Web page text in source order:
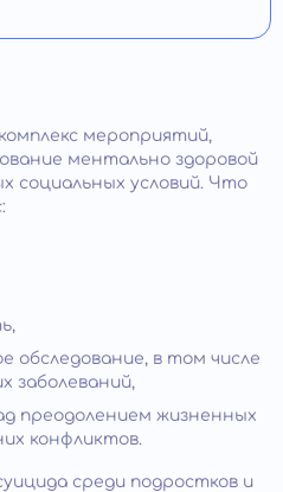
мероприятий,
ментально здоровой
социальных условий. Что
обследование, в том числе
заболеваний,
преодолением жизненных
конфликтов.
среди подростков и